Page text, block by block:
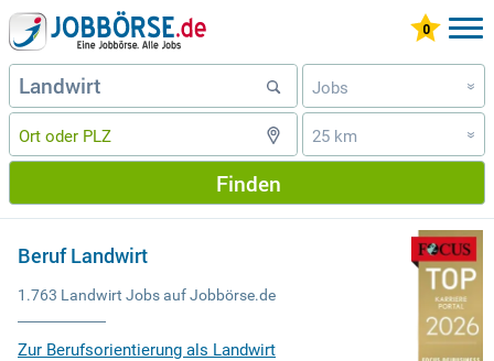
Jobs »
25 km »
Finden
Beruf Landwirt
1.763 Landwirt Jobs auf Jobbörse.de
Zur Berufsorientierung als Landwirt